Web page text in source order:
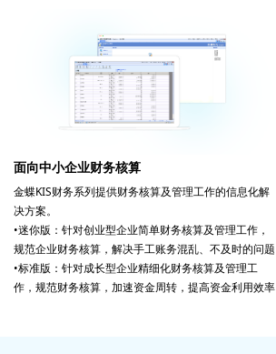
金蝶KIS财务系列提供财务核算及管理工作的信息化解
决方案。
•迷你版：针对创业型企业简单财务核算及管理工作，
规范企业财务核算，解决手工账务混乱、不及时的问题
•标准版：针对成长型企业精细化财务核算及管理工
作，规范财务核算，加速资金周转，提高资金利用效率
面向中小企业财务核算